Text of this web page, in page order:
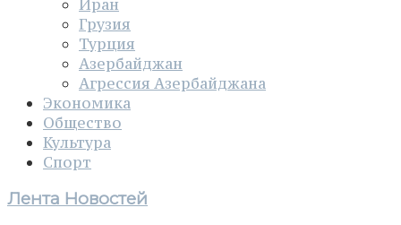
Иран
Грузия
Турция
Азербайджан
Агрессия Азербайджана
Экономика
Общество
Культура
Спорт
Лента Новостей